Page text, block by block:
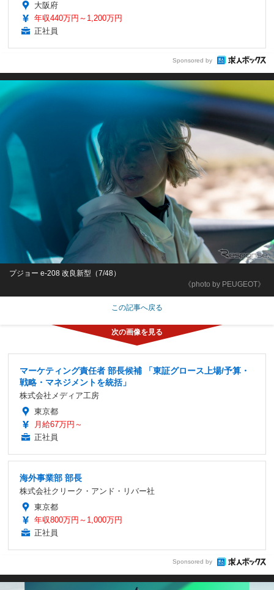
大阪府
年収440万円～1,200万円
正社員
Sponsored by
《photo by PEUGEOT》
プジョー e-208 改良新型（7/48）
この記事へ戻る
マーケティング責任者 部長候補 「東証グロース上場/予算・
戦略・マネジメントを統括」
株式会社メディア工房
東京都
月給67万円～
正社員
海外事業部 部長
株式会社クリーク・アンド・リバー社
東京都
年収800万円～1,000万円
正社員
Sponsored by